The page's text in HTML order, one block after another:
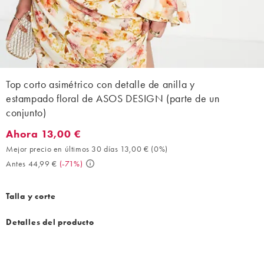
Top corto asimétrico con detalle de anilla y
estampado floral de ASOS DESIGN (parte de un
conjunto)
Ahora 13,00 €. Mejor precio en últimos 30 días 13,00 € (0%).
Ahora 13,00 €
Mejor precio en últimos 30 días 13,00 € (0%)
Antes 44,99 € (-71%)
Talla y corte
Detalles del producto